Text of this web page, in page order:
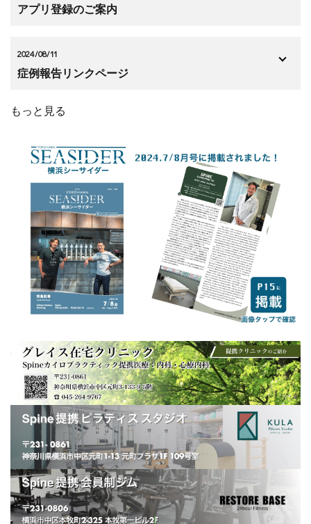
アプリ登録のご案内
2024/08/11
症例報告リンクページ
もっと見る